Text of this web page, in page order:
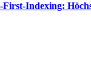
First-Indexing: